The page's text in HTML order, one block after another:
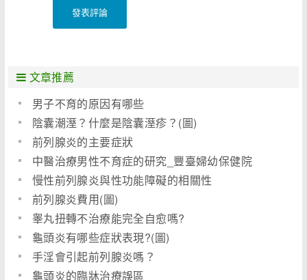
發表評論
文章推薦
男子不育的原因有哪些
陰囊潮溼？什麼是陰囊溼疹？(圖)
前列腺炎的主要症狀
中醫治療男性不育症的研究_豐臺婦幼保健院
慢性前列腺炎與性功能障礙的相關性
前列腺炎費用(圖)
睾丸扭轉不治療能完全自愈嗎?
龜頭炎有哪些症狀表現?(圖)
手淫會引起前列腺炎嗎？
龜頭炎的臨牀治療誤區